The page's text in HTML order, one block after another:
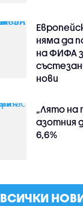
няма да
на ФИФА
нови
„Лято на
азотния
6,6%
ВСИЧКИ